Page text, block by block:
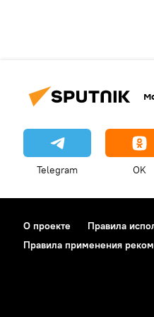
Telegram OK
О проекте Правила
Правила применения